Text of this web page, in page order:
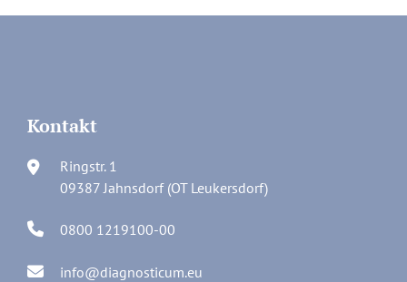
Kontakt
Ringstr. 1
09387 Jahnsdorf (OT Leukersdorf)
0800 1219100-00
info@diagnosticum.eu